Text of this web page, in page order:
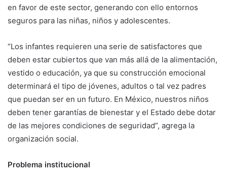
en favor de este sector, generando con ello entornos
seguros para las niñas, niños y adolescentes.
“Los infantes requieren una serie de satisfactores que
deben estar cubiertos que van más allá de la alimentación,
vestido o educación, ya que su construcción emocional
determinará el tipo de jóvenes, adultos o tal vez padres
que puedan ser en un futuro. En México, nuestros niños
deben tener garantías de bienestar y el Estado debe dotar
de las mejores condiciones de seguridad”, agrega la
organización social.
Problema institucional